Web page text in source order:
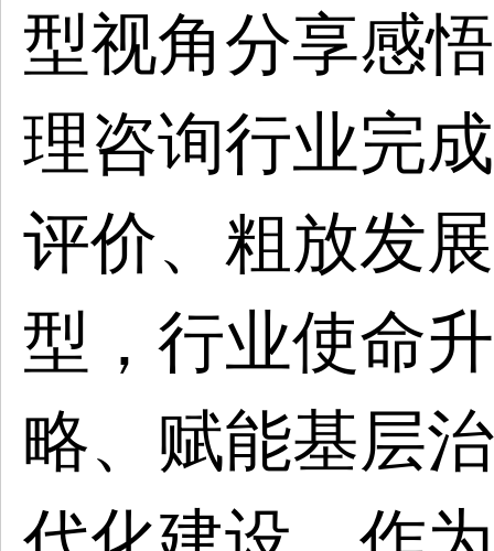
型视角分享感
理咨询行业完
评价、粗放发
型，行业使命
略、赋能基层